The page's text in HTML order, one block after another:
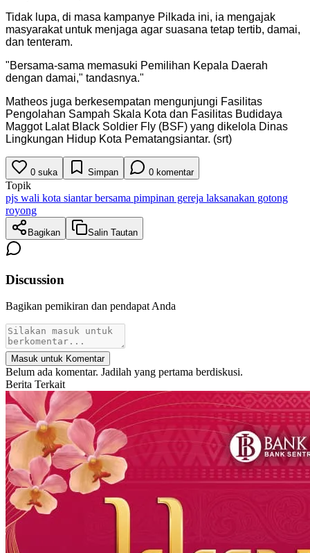
Tidak lupa, di masa kampanye Pilkada ini, ia mengajak
masyarakat untuk menjaga agar suasana tetap tertib, damai,
dan tenteram.
"Bersama-sama memasuki Pemilihan Kepala Daerah
dengan damai," tandasnya."
Matheos juga berkesempatan mengunjungi Fasilitas
Pengolahan Sampah Skala Kota dan Fasilitas Budidaya
Maggot Lalat Black Soldier Fly (BSF) yang dikelola Dinas
Lingkungan Hidup Kota Pematangsiantar. (srt)
0 suka Simpan 0 komentar
Topik
pjs wali kota siantar bersama pimpinan gereja laksanakan gotong
royong
Bagikan Salin Tautan
Discussion
Bagikan pemikiran dan pendapat Anda
Masuk untuk Komentar
Belum ada komentar. Jadilah yang pertama berdiskusi.
Berita Terkait